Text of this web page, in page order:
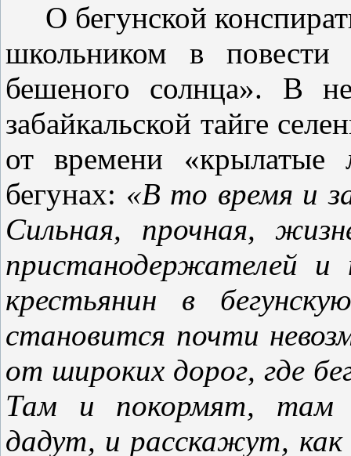
О бегунской
школьником в повести
бешеного солнца». В
забайкальской тайге
от времени
бегунах: «В то время и
Сильная, прочная,
пристанодержателей и
крестьянин в
становится почти
от широких дорог, где
Там и покормят, там
дадут, и расскажут,